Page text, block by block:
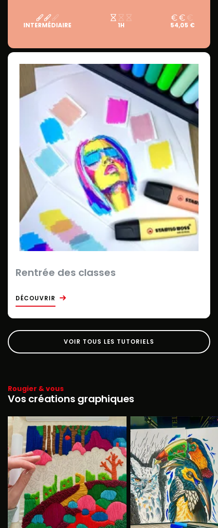
INTERMÉDIAIRE 1H 54,05 €
Rentrée des classes
DÉCOUVRIR
VOIR TOUS LES TUTORIELS
Rougier & vous
Vos créations graphiques